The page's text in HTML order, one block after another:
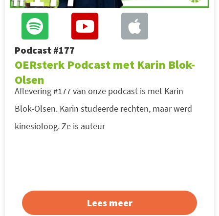
Podcast #177
OERsterk Podcast met Karin Blok-
Olsen
Aflevering #177 van onze podcast is met Karin
Blok-Olsen. Karin studeerde rechten, maar werd
kinesioloog. Ze is auteur
Lees meer